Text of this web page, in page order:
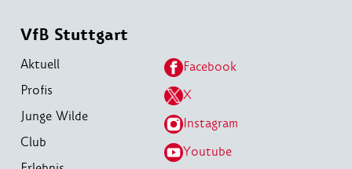
VfB Stuttgart
Aktuell
Profis
Junge Wilde
Club
Facebook
X
Instagram
Youtube